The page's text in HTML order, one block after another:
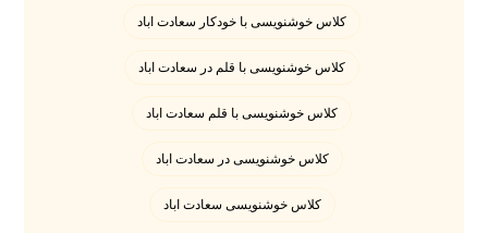
کلاس خوشنویسی با خودکار سعادت اباد
کلاس خوشنویسی با قلم در سعادت اباد
کلاس خوشنویسی با قلم سعادت اباد
کلاس خوشنویسی در سعادت اباد
کلاس خوشنویسی سعادت اباد